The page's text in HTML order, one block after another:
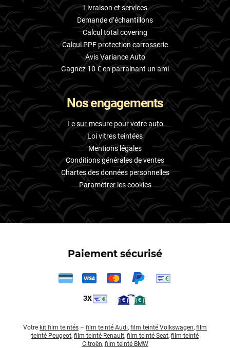
Subaru
Suzuki
Tata
Tesla
Toyota
Volkswagen
Volvo
Xpeng
Livraison et services
Demande d’échantillons
Calcul total covering
Calcul PPF protection carrosserie
Avis Variance Auto
Gagnez 10 € en parrainant un ami
Nos engagements
Le sur-mesure pour votre auto
Loi vitres teintées
Mentions légales
Conditions générales de ventes
Chartes des données personnelles
Paramétrer les cookies
Paiement sécurisé
3X
Votre kit film teintés – film teinté Audi, film teinté Volkswagen, film
teinté Peugeot, film teinté Renault, film teinté Seat, film teinté
Citroën, film teinté BMW